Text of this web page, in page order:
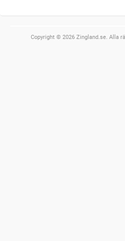
Copyright © 2026 Zingland.se. Alla